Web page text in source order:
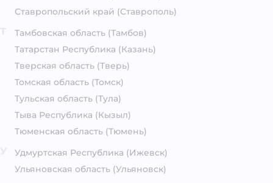
Ставропольский край (Ставрополь)
Тамбовская область (Тамбов)
Татарстан Республика (Казань)
Тверская область (Тверь)
Томская область (Томск)
Тульская область (Тула)
Тыва Республика (Кызыл)
Тюменская область (Тюмень)
Удмуртская Республика (Ижевск)
Ульяновская область (Ульяновск)